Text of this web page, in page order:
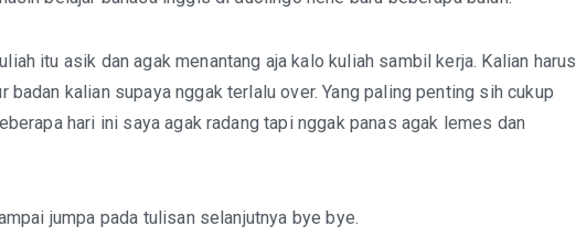
itu asik dan agak menantang aja kalo kuliah sambil kerja. Kalian harus
badan kalian supaya nggak terlalu over. Yang paling penting sih cukup
hari ini saya agak radang tapi nggak panas agak lemes dan
jumpa pada tulisan selanjutnya bye bye.